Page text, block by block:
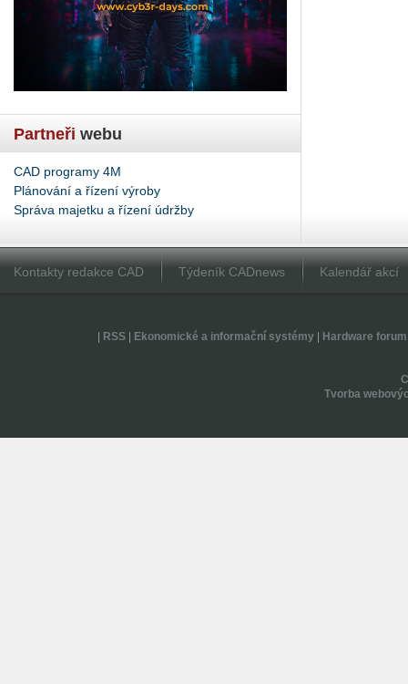
Partneři webu
CAD programy 4M
Plánování a řízení výroby
Správa majetku a řízení údržby
Kontakty redakce CAD Týdeník CADnews Kalendář akcí
RSS| Ekonomické a informační systémy| Hardware forum
Tvorba